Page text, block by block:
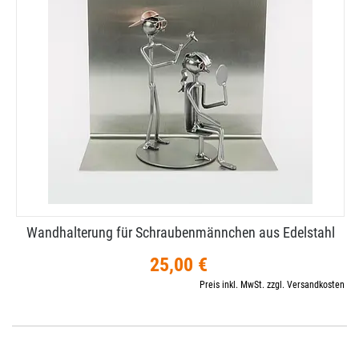
Wandhalterung für Schraubenmännchen aus Edelstahl
25,00 €
Preis inkl. MwSt. zzgl. Versandkosten